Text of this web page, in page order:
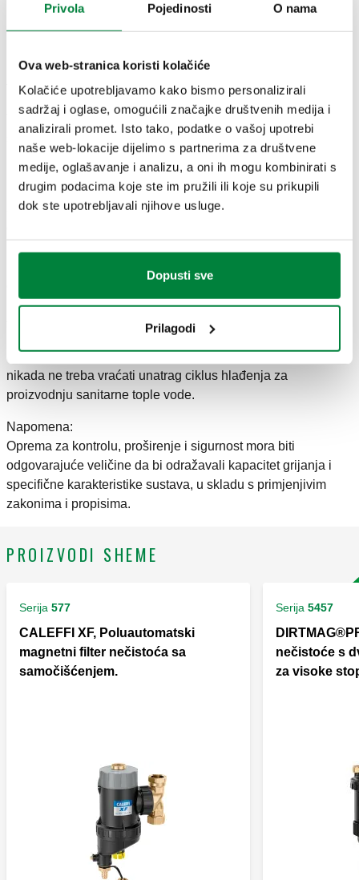
Privola Pojedinosti O nama
Ova web-stranica koristi kolačiće
Kolačiće upotrebljavamo kako bismo personalizirali
sadržaj i oglase, omogućili značajke društvenih medija i
analizirali promet. Isto tako, podatke o vašoj upotrebi
naše web-lokacije dijelimo s partnerima za društvene
medije, oglašavanje i analizu, a oni ih mogu kombinirati s
drugim podacima koje ste im pružili ili koje su prikupili
dok ste upotrebljavali njihove usluge.
Dopusti sve
Prilagodi
postojećem sustavu sa zidnim bojlerom
Novi sustavi koriste neintegrirane generatore
Raspored je optimiziran za sustav koji radi i u fazi grijanja i u
fazi hlađenja.
Trenutačna proizvodnja vode pojednostavljuje konfiguriranje
sustava ali se mora procijeniti u skladu sa specifičnim
Postoji više prednosti ovog rješenja: nije potreban prostor za
spremnik sanitarne tople vode ako prihvatite posljedično
dezinfekciju distribucijske mreže.
bojler proizvodi sanitarnu toplu vodu.
Ljeti, toplinska pumpa proizvodi samo rashlađenu vodu i
nikada ne treba vraćati unatrag ciklus hlađenja za
proizvodnju sanitarne tople vode.
Napomena:
Oprema za kontrolu, proširenje i sigurnost mora biti
odgovarajuće veličine da bi odražavali kapacitet grijanja i
specifične karakteristike sustava, u skladu s primjenjivim
zakonima i propisima.
PROIZVODI SHEME
Serija 577
CALEFFI XF, Poluautomatski
magnetni filter nečistoća sa
samočišćenjem.
Serija 5457
nečistoće s
za visoke